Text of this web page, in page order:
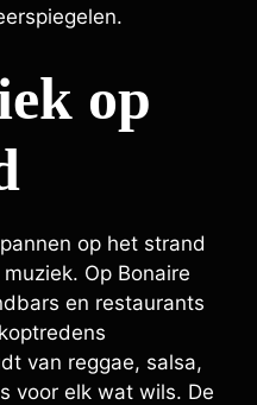
op
op het strand
Op Bonaire
en restaurants
van reggae, salsa,
voor elk wat wils. De